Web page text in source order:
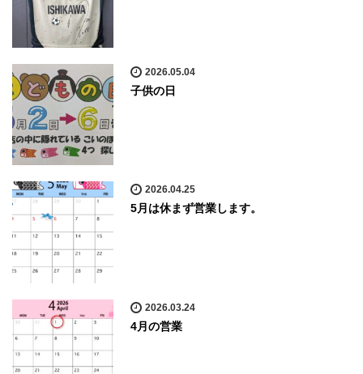
2026.05.04
子供の日
2026.04.25
5月は休まず営業します。
2026.03.24
4月の営業